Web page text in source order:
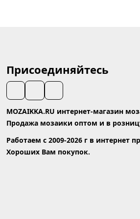
Присоединяйтесь
MOZAIKKA.RU интернет-магазин
Продажа мозаики оптом и в
Работаем с 2009-2026 г в интернет
Хороших Вам покупок.